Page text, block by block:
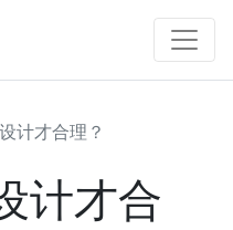
计才合理？
计才合